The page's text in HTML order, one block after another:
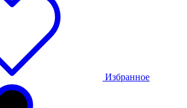
Избранное